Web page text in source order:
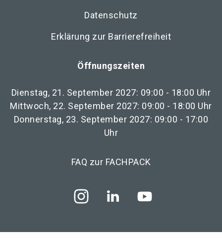
Datenschutz
Erklärung zur Barrierefreiheit
Öffnungszeiten
Dienstag, 21. September 2027: 09:00 - 18:00 Uhr
Mittwoch, 22. September 2027: 09:00 - 18:00 Uhr
Donnerstag, 23. September 2027: 09:00 - 17:00
Uhr
FAQ zur FACHPACK